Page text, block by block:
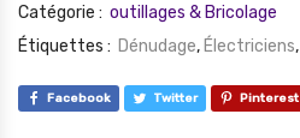
Catégorie : outillages & Bricolage
Étiquettes : Dénudage, Électriciens,
Facebook Twitter Pinterest